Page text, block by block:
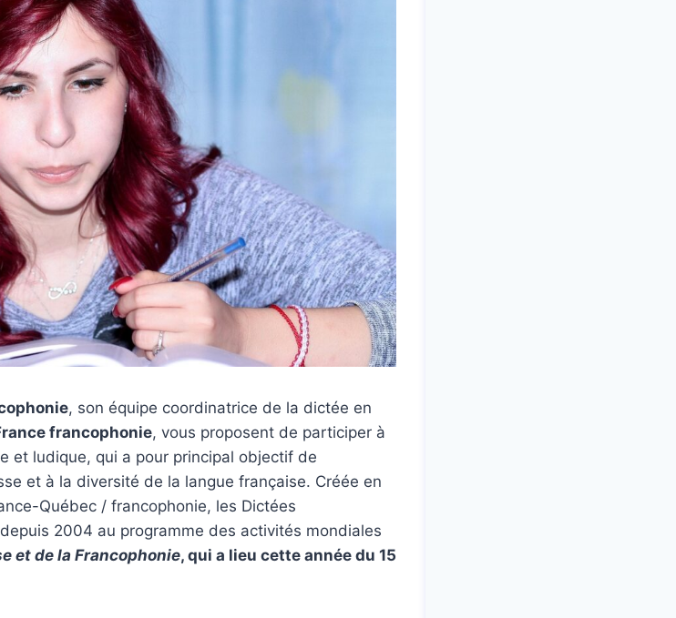
, son équipe coordinatrice de la dictée en
francophonie, vous proposent de participer à
et ludique, qui a pour principal objectif de
et à la diversité de la langue française. Créée en
Québec / francophonie, les Dictées
2004 au programme des activités mondiales
et de la Francophonie, qui a lieu cette année du 15